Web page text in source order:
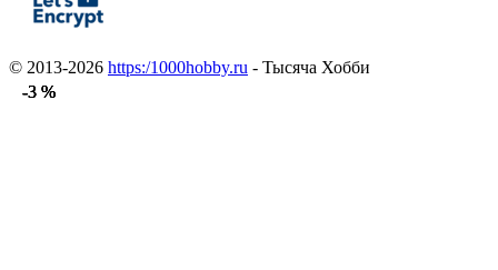
-3 %
-3 %
-3 %
-3 %
© 2013-2026 https:/1000hobby.ru - Тысяча Хобби